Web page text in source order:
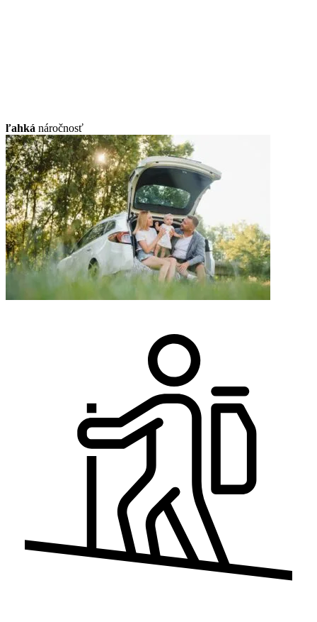
ľahká náročnosť